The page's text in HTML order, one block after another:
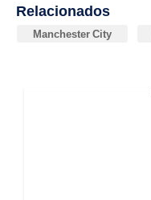
Relacionados
Manchester City